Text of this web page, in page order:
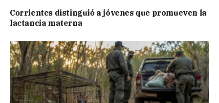
Corrientes distinguió a jóvenes que promueven la
lactancia materna